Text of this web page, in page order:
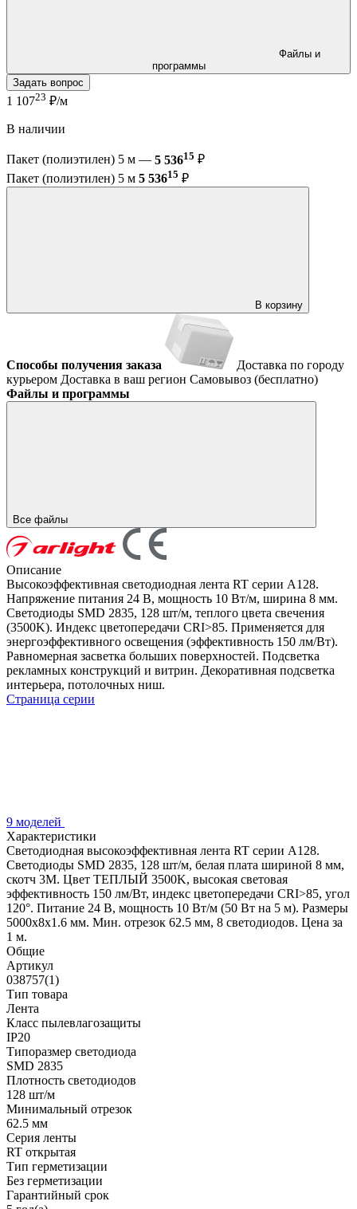
программы
Задать вопрос
1 10723 ₽/м
В наличии
Пакет (полиэтилен) 5 м — 5 53615 ₽
Пакет (полиэтилен) 5 м 5 53615 ₽
В корзину
Способы получения заказа
Доставка по городу
курьером Доставка в ваш регион Самовывоз (бесплатно)
Файлы и программы
Все файлы
Описание
Высокоэффективная светодиодная лента RT серии A128.
Напряжение питания 24 В, мощность 10 Вт/м, ширина 8 мм.
Светодиоды SMD 2835, 128 шт/м, теплого цвета свечения
(3500K). Индекс цветопередачи CRI>85. Применяется для
энергоэффективного освещения (эффективность 150 лм/Вт).
Равномерная засветка больших поверхностей. Подсветка
рекламных конструкций и витрин. Декоративная подсветка
интерьера, потолочных ниш.
Страница серии
9 моделей
Характеристики
Светодиодная высокоэффективная лента RT серии A128.
Светодиоды SMD 2835, 128 шт/м, белая плата шириной 8 мм,
скотч 3M. Цвет ТЕПЛЫЙ 3500K, высокая световая
эффективность 150 лм/Вт, индекс цветопередачи CRI>85, угол
120°. Питание 24 В, мощность 10 Вт/м (50 Вт на 5 м). Размеры
5000x8x1.6 мм. Мин. отрезок 62.5 мм, 8 светодиодов. Цена за
1 м.
Общие
Артикул
038757(1)
Тип товара
Лента
Класс пылевлагозащиты
IP20
Типоразмер светодиода
SMD 2835
Плотность светодиодов
128 шт/м
Минимальный отрезок
62.5 мм
Серия ленты
RT открытая
Тип герметизации
Без герметизации
Гарантийный срок